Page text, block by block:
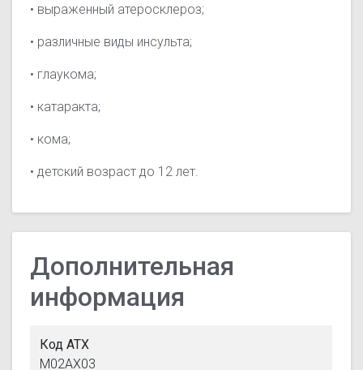
• выраженный атеросклероз;
• различные виды инсульта;
• глаукома;
• катаракта;
• кома;
• детский возраст до 12 лет.
Дополнительная
информация
Код АТХ
M02AX03